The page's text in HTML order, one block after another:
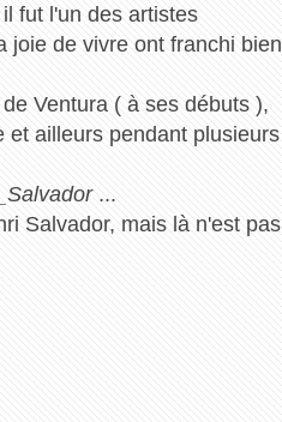
fut l'un des artistes
joie de vivre ont franchi bien
Ventura ( à ses débuts ),
et ailleurs pendant plusieurs
...
Salvador, mais là n'est pas